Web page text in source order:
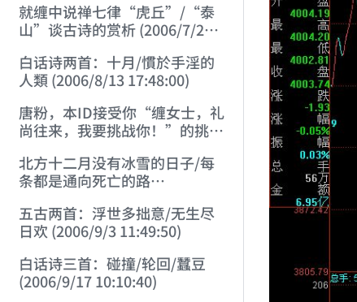
就缠中说禅七律“虎丘”/“泰
山”谈古诗的赏析 (2006/7/27
白话诗两首：十月/慣於手淫的
人類 (2006/8/13 17:48:00)
唐粉，本ID接受你“缠女士，礼
尚往来，我要挑战你！”的挑战
北方十二月没有冰雪的日子/每
条都是通向死亡的路
五古两首：浮世多拙意/无生尽
日欢 (2006/9/3 11:49:50)
白话诗三首：碰撞/轮回/蠶豆
(2006/9/17 10:10:40)